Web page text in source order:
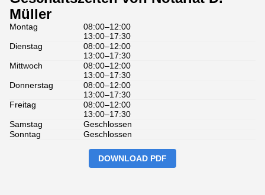
Müller
Montag
08:00–12:00
13:00–17:30
Dienstag
08:00–12:00
13:00–17:30
Mittwoch
08:00–12:00
13:00–17:30
Donnerstag
08:00–12:00
13:00–17:30
Freitag
08:00–12:00
13:00–17:30
Samstag
Geschlossen
Sonntag
Geschlossen
DOWNLOAD PDF